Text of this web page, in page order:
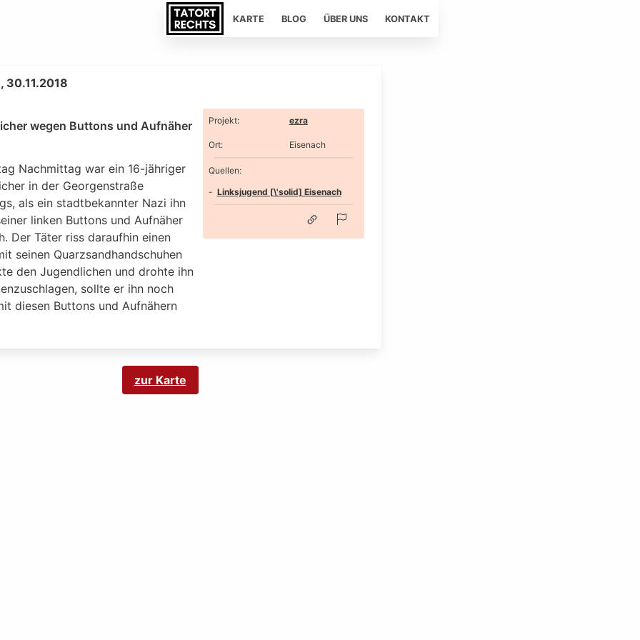
KARTE BLOG ÜBER UNS KONTAKT
30.11.2018
wegen Buttons und Aufnäher
Nachmittag war ein 16-jähriger
in der Georgenstraße
als ein stadtbekannter Nazi ihn
linken Buttons und Aufnäher
Der Täter riss daraufhin einen
seinen Quarzsandhandschuhen
den Jugendlichen und drohte ihn
sollte er ihn noch
diesen Buttons und Aufnähern
Projekt: ezra
Ort: Eisenach
Quellen:
Linksjugend [\'solid] Eisenach
zur Karte